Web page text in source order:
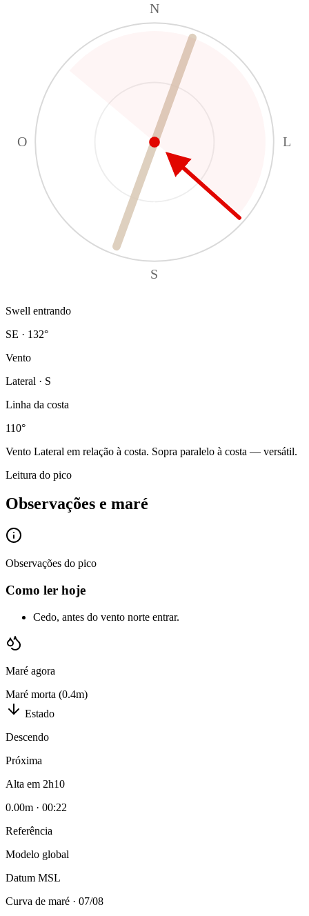
N
L
S
O
Swell entrando
SE · 132°
Vento
Lateral · S
Linha da costa
110°
Vento Lateral em relação à costa. Sopra paralelo à costa — versátil.
Leitura do pico
Observações e maré
Observações do pico
Como ler hoje
Cedo, antes do vento norte entrar.
Maré agora
Maré morta (0.4m)
Estado
Descendo
Próxima
Alta em 2h10
0.00m · 00:22
Referência
Modelo global
Datum MSL
Curva de maré · 07/08